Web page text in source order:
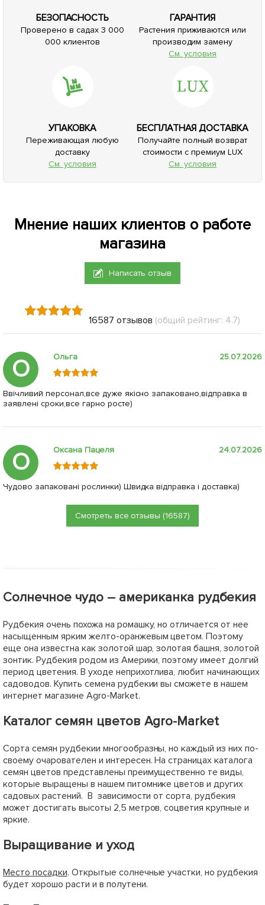
БЕЗОПАСНОСТЬ
Проверено в садах 3 000
000 клиентов
ГАРАНТИЯ
Растения приживаются или
производим замену
См. условия
УПАКОВКА
Переживающая любую
доставку
См. условия
БЕСПЛАТНАЯ ДОСТАВКА
Получайте полный возврат
стоимости с премиум LUX
См. условия
Мнение наших клиентов о работе
магазина
Написать отзыв
16587 отзывов (общий рейтинг: 4.7)
О Ольга 25.07.2026
Ввічливий персонал,все дуже якісно запаковано,відправка в
заявлені сроки,все гарно росте)
О Оксана Пацеля 24.07.2026
Чудово запаковані рослинки) Швидка відправка і доставка)
Смотреть все отзывы (16587)
Солнечное чудо – американка рудбекия
Рудбекия очень похожа на ромашку, но отличается от нее
насыщенным ярким желто-оранжевым цветом. Поэтому
еще она известна как золотой шар, золотая башня, золотой
зонтик. Рудбекия родом из Америки, поэтому имеет долгий
период цветения. В уходе неприхотлива, любит начинающих
садоводов. Купить семена рудбекии вы сможете в нашем
интернет магазине Agro-Market.
Каталог семян цветов Agro-Market
Сорта семян рудбекии многообразны, но каждый из них по-
своему очарователен и интересен. На страницах каталога
семян цветов представлены преимущественно те виды,
которые выращены в нашем питомнике цветов и других
садовых растений. В зависимости от сорта, рудбекия
может достигать высоты 2,5 метров, соцветия крупные и
яркие.
Выращивание и уход
Место посадки. Открытые солнечные участки, но рудбекия
будет хорошо расти и в полутени.